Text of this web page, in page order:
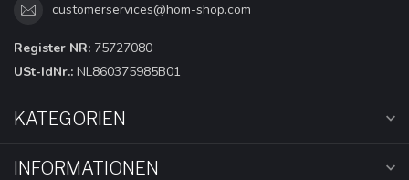
customerservices@hom-shop.com
Register NR: 75727080
USt-IdNr.: NL860375985B01
KATEGORIEN
INFORMATIONEN